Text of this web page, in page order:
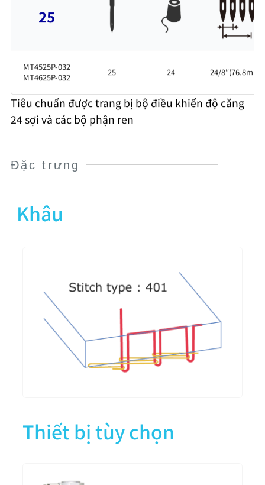
25
MT4525P-032
MT4625P-032
25 24 24/8″(76.8mm)
Tiêu chuẩn được trang bị bộ điều khiển độ căng
24 sợi và các bộ phận ren
Đặc trưng
Khâu
Thiết bị tùy chọn